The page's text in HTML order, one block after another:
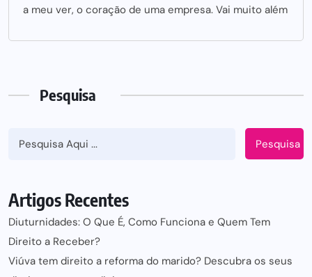
a meu ver, o coração de uma empresa. Vai muito além
Pesquisa
Pesquisa
Artigos Recentes
Diuturnidades: O Que É, Como Funciona e Quem Tem
Direito a Receber?
Viúva tem direito a reforma do marido? Descubra os seus